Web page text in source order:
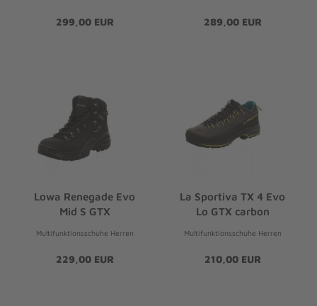
299,00 EUR 289,00 EUR
Lowa Renegade Evo
Mid S GTX
Multifunktionsschuhe Herren
229,00 EUR
La Sportiva TX 4 Evo
Lo GTX carbon
Multifunktionsschuhe Herren
210,00 EUR